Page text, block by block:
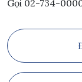
Gọi 02-734-